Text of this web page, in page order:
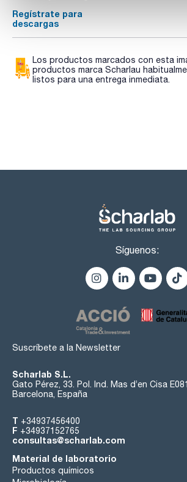
Regístrate para
descargas
Los productos marcados con esta
productos marca Scharlau
listos para una entrega inmediata.
Síguenos:
Suscríbete a la Newsletter
Scharlab S.L.
Gato Pérez, 33. Pol. Ind. Mas d’en Cisa
Barcelona, España
T +34937456400
F +34937152765
consultas@scharlab.com
Material de laboratorio
Productos químicos